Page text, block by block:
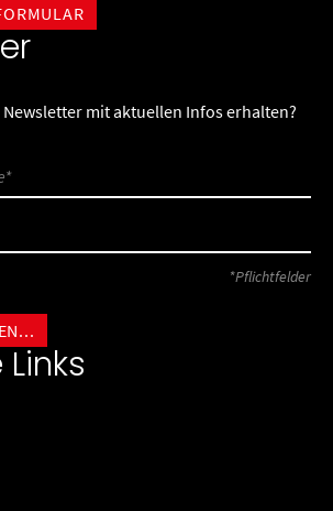
mit aktuellen Infos erhalten?
*Pflichtfelder